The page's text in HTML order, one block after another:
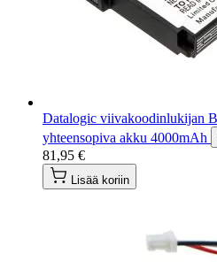
Datalogic viivakoodinlukijan
yhteensopiva akku 4000mAh
81,95 €
Lisää koriin